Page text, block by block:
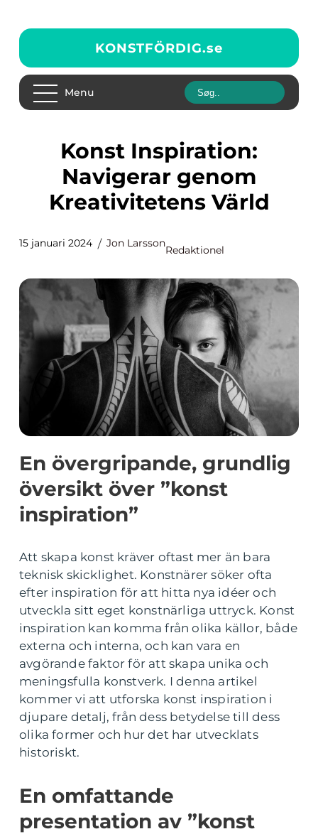
KONSTFÖRDIG.se
Menu
Konst Inspiration:
Navigerar genom
Kreativitetens Värld
15 januari 2024 Jon Larsson
Redaktionel
En övergripande, grundlig
översikt över ”konst
inspiration”
Att skapa konst kräver oftast mer än bara
teknisk skicklighet. Konstnärer söker ofta
efter inspiration för att hitta nya idéer och
utveckla sitt eget konstnärliga uttryck. Konst
inspiration kan komma från olika källor, både
externa och interna, och kan vara en
avgörande faktor för att skapa unika och
meningsfulla konstverk. I denna artikel
kommer vi att utforska konst inspiration i
djupare detalj, från dess betydelse till dess
olika former och hur det har utvecklats
historiskt.
En omfattande
presentation av ”konst